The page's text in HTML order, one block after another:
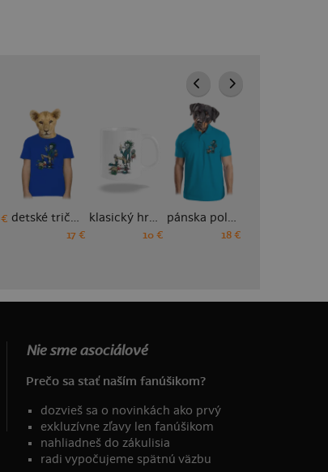
detské tričko
17 €
klasický hrnček
10 €
pánska polokošeľa
18 €
Nie sme asociálové
Prečo sa stať naším fanúšikom?
dozvieš sa o novinkách ako prvý
exkluzívne zľavy len fanúšikom
nahliadneš do zákulisia
radi vypočujeme spätnú väzbu